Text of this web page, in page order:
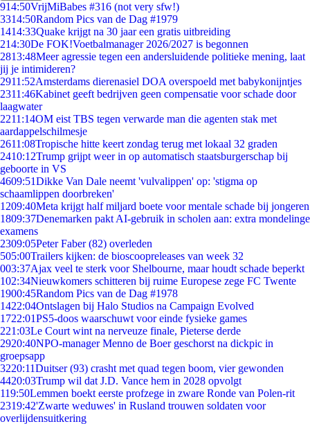
914:50VrijMiBabes #316 (not very sfw!)
3314:50Random Pics van de Dag #1979
1414:33Quake krijgt na 30 jaar een gratis uitbreiding
214:30De FOK!Voetbalmanager 2026/2027 is begonnen
2813:48Meer agressie tegen een andersluidende politieke mening, laat
jij je intimideren?
2911:52Amsterdams dierenasiel DOA overspoeld met babykonijntjes
2311:46Kabinet geeft bedrijven geen compensatie voor schade door
laagwater
2211:14OM eist TBS tegen verwarde man die agenten stak met
aardappelschilmesje
2611:08Tropische hitte keert zondag terug met lokaal 32 graden
2410:12Trump grijpt weer in op automatisch staatsburgerschap bij
geboorte in VS
4609:51Dikke Van Dale neemt 'vulvalippen' op: 'stigma op
schaamlippen doorbreken'
1209:40Meta krijgt half miljard boete voor mentale schade bij jongeren
1809:37Denemarken pakt AI-gebruik in scholen aan: extra mondelinge
examens
2309:05Peter Faber (82) overleden
505:00Trailers kijken: de bioscoopreleases van week 32
003:37Ajax veel te sterk voor Shelbourne, maar houdt schade beperkt
102:34Nieuwkomers schitteren bij ruime Europese zege FC Twente
1900:45Random Pics van de Dag #1978
1422:04Ontslagen bij Halo Studios na Campaign Evolved
1722:01PS5-doos waarschuwt voor einde fysieke games
221:03Le Court wint na nerveuze finale, Pieterse derde
2920:40NPO-manager Menno de Boer geschorst na dickpic in
groepsapp
3220:11Duitser (93) crasht met quad tegen boom, vier gewonden
4420:03Trump wil dat J.D. Vance hem in 2028 opvolgt
119:50Lemmen boekt eerste profzege in zware Ronde van Polen-rit
2319:42'Zwarte weduwes' in Rusland trouwen soldaten voor
overlijdensuitkering